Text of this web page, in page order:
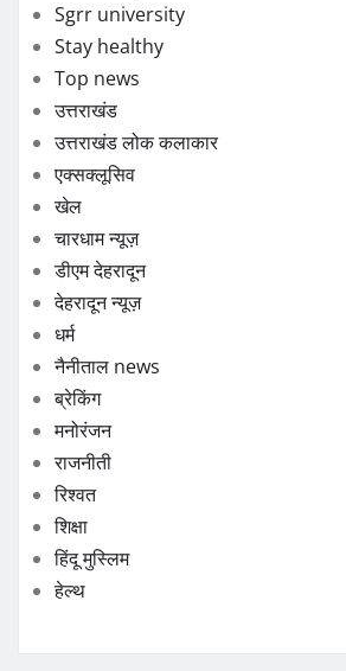
Sgrr university
Stay healthy
Top news
उत्तराखंड
उत्तराखंड लोक कलाकार
एक्सक्लूसिव
खेल
चारधाम न्यूज़
डीएम देहरादून
देहरादून न्यूज़
धर्म
नैनीताल news
ब्रेकिंग
मनोरंजन
राजनीती
रिश्वत
शिक्षा
हिंदू मुस्लिम
हेल्थ